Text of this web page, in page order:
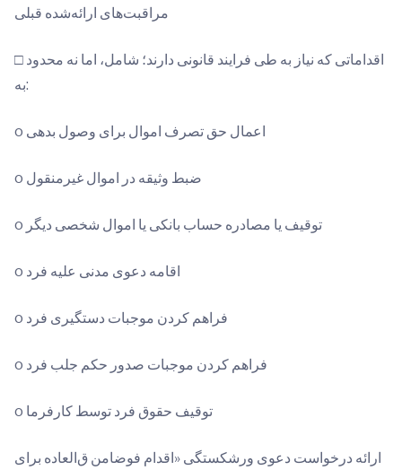
مراقبت‌های ارائه‌شده قبلی
□ اقداماتی که نیاز به طی فرایند قانونی دارند؛ شامل، اما نه محدود
به:
o اعمال حق تصرف اموال برای وصول بدهی
o ضبط وثیقه در اموال غیرمنقول
o توقیف یا مصادره حساب بانکی یا اموال شخصی دیگر
o اقامه دعوی مدنی علیه فرد
o فراهم کردن موجبات دستگیری فرد
o فراهم کردن موجبات صدور حکم جلب فرد
o توقیف حقوق فرد توسط کارفرما
ارائه درخواست دعوی ورشکستگی «اقدام فوضامن ق‌العاده برای